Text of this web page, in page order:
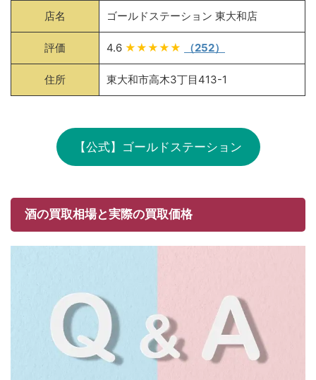
店名 ゴールドステーション 東大和店
評価 4.6 ★★★★★ （252）
住所 東大和市高木3丁目413-1
【公式】ゴールドステーション
酒の買取相場と実際の買取価格